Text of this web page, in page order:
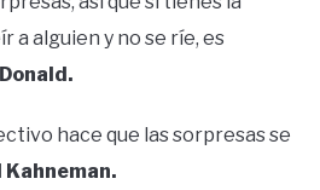
a alguien y no se ríe, es
hace que las sorpresas se
Kahneman.